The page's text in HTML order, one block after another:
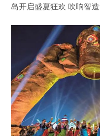
岛开启盛夏狂欢 吹响智